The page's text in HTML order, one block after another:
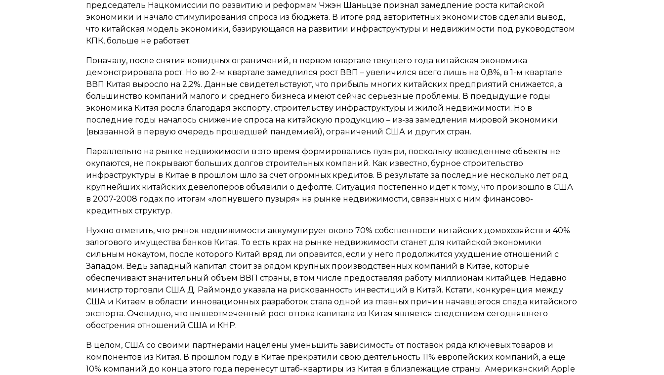
председатель Нацкомиссии по развитию и реформам Чжэн Шаньцзе признал замедление роста китайской
экономики и начало стимулирования спроса из бюджета. В итоге ряд авторитетных экономистов сделали вывод,
что китайская модель экономики, базирующаяся на развитии инфраструктуры и недвижимости под руководством
КПК, больше не работает.
Поначалу, после снятия ковидных ограничений, в первом квартале текущего года китайская экономика
демонстрировала рост. Но во 2-м квартале замедлился рост ВВП – увеличился всего лишь на 0,8%, в 1-м квартале
ВВП Китая выросло на 2,2%. Данные свидетельствуют, что прибыль многих китайских предприятий снижается, а
большинство компаний малого и среднего бизнеса имеют сейчас серьезные проблемы. В предыдущие годы
экономика Китая росла благодаря экспорту, строительству инфраструктуры и жилой недвижимости. Но в
последние годы началось снижение спроса на китайскую продукцию – из-за замедления мировой экономики
(вызванной в первую очередь прошедшей пандемией), ограничений США и других стран.
Параллельно на рынке недвижимости в это время формировались пузыри, поскольку возведенные объекты не
окупаются, не покрывают больших долгов строительных компаний. Как известно, бурное строительство
инфраструктуры в Китае в прошлом шло за счет огромных кредитов. В результате за последние несколько лет ряд
крупнейших китайских девелоперов объявили о дефолте. Ситуация постепенно идет к тому, что произошло в США
в 2007-2008 годах по итогам «лопнувшего пузыря» на рынке недвижимости, связанных с ним финансово-
кредитных структур.
Нужно отметить, что рынок недвижимости аккумулирует около 70% собственности китайских домохозяйств и 40%
залогового имущества банков Китая. То есть крах на рынке недвижимости станет для китайской экономики
сильным нокаутом, после которого Китай вряд ли оправится, если у него продолжится ухудшение отношений с
Западом. Ведь западный капитал стоит за рядом крупных производственных компаний в Китае, которые
обеспечивают значительный объем ВВП страны, в том числе предоставляя работу миллионам китайцев. Недавно
министр торговли США Д. Раймондо указала на рискованность инвестиций в Китай. Кстати, конкуренция между
США и Китаем в области инновационных разработок стала одной из главных причин начавшегося спада китайского
экспорта. Очевидно, что вышеотмеченный рост оттока капитала из Китая является следствием сегодняшнего
обострения отношений США и КНР.
В целом, США со своими партнерами нацелены уменьшить зависимость от поставок ряда ключевых товаров и
компонентов из Китая. В прошлом году в Китае прекратили свою деятельность 11% европейских компаний, а еще
10% компаний до конца этого года перенесут штаб-квартиры из Китая в близлежащие страны. Американский Apple